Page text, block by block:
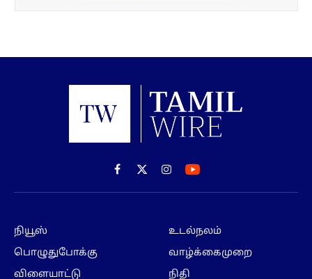
Facebook
X
(Twitter)
Instagram
நியூஸ்
பொழுதுபோக்கு
விளையாட்டு
உடல்நலம்
வாழ்க்கைமுறை
நிதி